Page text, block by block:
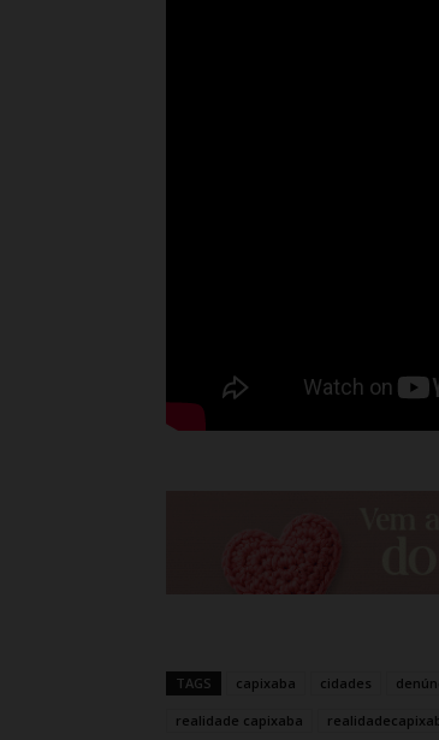
TAGS capixaba cidades
realidade capixaba